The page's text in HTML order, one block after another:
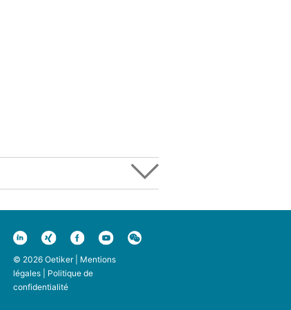
© 2026 Oetiker | Mentions
légales| Politique de
confidentialité